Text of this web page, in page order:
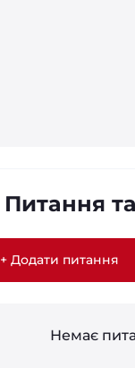
Питання та
+ Додати питання
Немає